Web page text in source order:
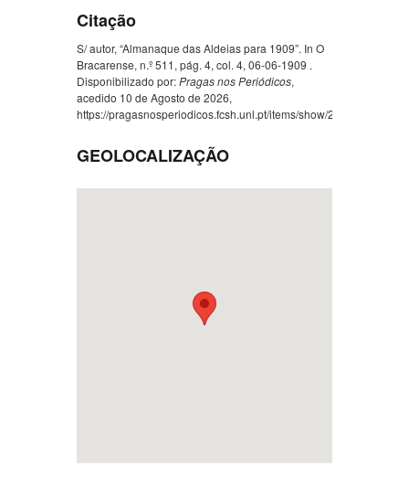
Citação
S/ autor, “Almanaque das Aldeias para 1909”. In O
Bracarense, n.º 511, pág. 4, col. 4, 06-06-1909 .
Disponibilizado por:Pragas nos Periódicos,
acedido 10 de Agosto de 2026,
https://pragasnosperiodicos.fcsh.unl.pt/items/show/224
GEOLOCALIZAÇÃO